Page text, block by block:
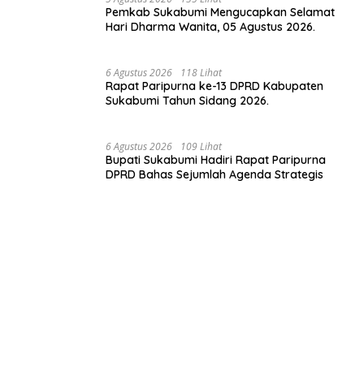
Pemkab Sukabumi Mengucapkan Selamat
Hari Dharma Wanita, 05 Agustus 2026.
6 Agustus 2026 118 Lihat
Rapat Paripurna ke-13 DPRD Kabupaten
Sukabumi Tahun Sidang 2026.
6 Agustus 2026 109 Lihat
Bupati Sukabumi Hadiri Rapat Paripurna
DPRD Bahas Sejumlah Agenda Strategis